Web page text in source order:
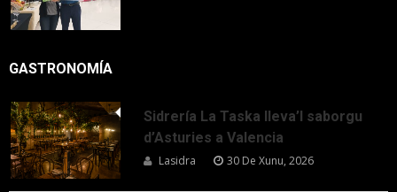
GASTRONOMÍA
Sidrería La Taska lleva’l saborgu
d’Asturies a Valencia
Lasidra 30 De Xunu, 2026